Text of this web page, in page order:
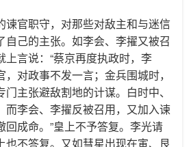
谏官职守，对那些对敌主和与迷信
自己的主张。如李会、李擢又被召
上言说：“蔡京再度执政时，李
对政事不发一言；金兵围城时，
主张避敌割地的计谋。白时中、
而李会、李擢反被召用，又加入谏
回成命。”皇上不予答复。李光请
也不答复。又如彗星出现在寅、艮